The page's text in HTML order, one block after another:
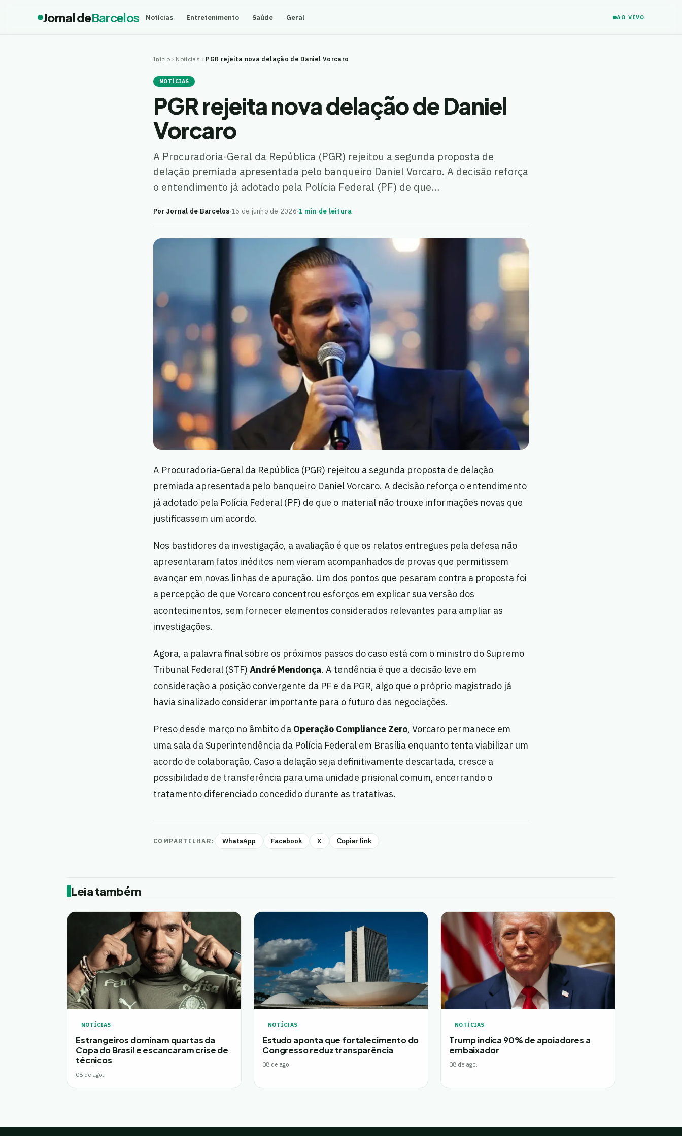
Jornal deBarcelos Notícias Entretenimento Saúde Geral AO VIVO
Início › Notícias › PGR rejeita nova delação de Daniel Vorcaro
NOTÍCIAS
PGR rejeita nova delação de Daniel
Vorcaro
A Procuradoria-Geral da República (PGR) rejeitou a segunda proposta de
delação premiada apresentada pelo banqueiro Daniel Vorcaro. A decisão reforça
o entendimento já adotado pela Polícia Federal (PF) de que…
Por Jornal de Barcelos·16 de junho de 2026·1 min de leitura
A Procuradoria-Geral da República (PGR) rejeitou a segunda proposta de delação
premiada apresentada pelo banqueiro Daniel Vorcaro. A decisão reforça o entendimento
já adotado pela Polícia Federal (PF) de que o material não trouxe informações novas que
justificassem um acordo.
Nos bastidores da investigação, a avaliação é que os relatos entregues pela defesa não
apresentaram fatos inéditos nem vieram acompanhados de provas que permitissem
avançar em novas linhas de apuração. Um dos pontos que pesaram contra a proposta foi
a percepção de que Vorcaro concentrou esforços em explicar sua versão dos
acontecimentos, sem fornecer elementos considerados relevantes para ampliar as
investigações.
Agora, a palavra final sobre os próximos passos do caso está com o ministro do Supremo
Tribunal Federal (STF) André Mendonça. A tendência é que a decisão leve em
consideração a posição convergente da PF e da PGR, algo que o próprio magistrado já
havia sinalizado considerar importante para o futuro das negociações.
Preso desde março no âmbito da Operação Compliance Zero, Vorcaro permanece em
uma sala da Superintendência da Polícia Federal em Brasília enquanto tenta viabilizar um
acordo de colaboração. Caso a delação seja definitivamente descartada, cresce a
possibilidade de transferência para uma unidade prisional comum, encerrando o
tratamento diferenciado concedido durante as tratativas.
COMPARTILHAR: WhatsApp Facebook X Copiar link
Leia também
NOTÍCIAS
Estrangeiros dominam quartas da
Copa do Brasil e escancaram crise de
técnicos
08 de ago.
NOTÍCIAS
Estudo aponta que fortalecimento do
Congresso reduz transparência
08 de ago.
NOTÍCIAS
Trump indica 90% de apoiadores a
embaixador
08 de ago.